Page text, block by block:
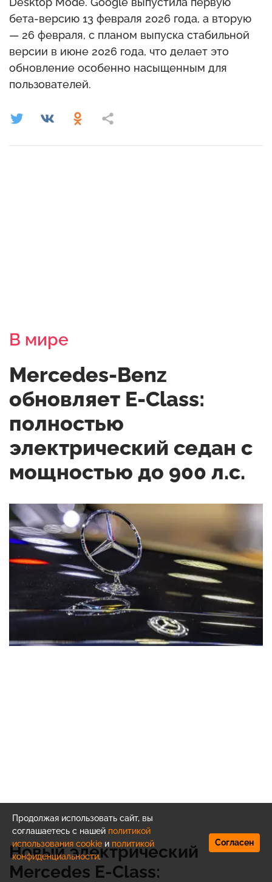
бета-версию 13 февраля 2026 года, а вторую
— 26 февраля, с планом выпуска стабильной
версии в июне 2026 года, что делает это
обновление особенно насыщенным для
пользователей.
В мире
Mercedes-Benz
обновляет E-Class:
полностью
электрический седан с
мощностью до 900 л.с.
Новый электрический
Mercedes E-Class:
Продолжая использовать сайт, вы
соглашаетесь с нашей политикой
использования cookie и политикой
конфиденциальности.
Согласен